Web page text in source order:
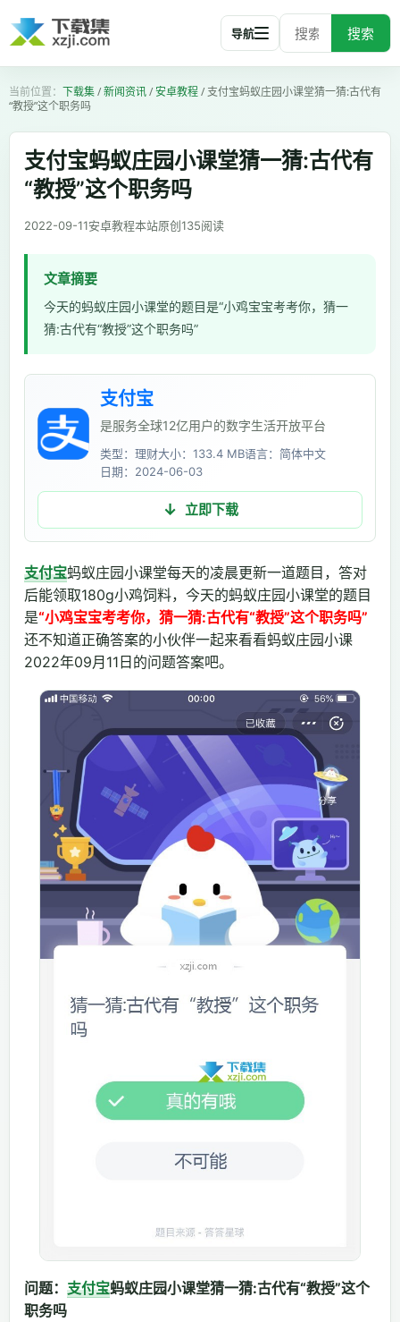
搜索
导航
下载集/新闻资讯/安卓教程/支付宝蚂蚁庄园小课堂猜一猜:古代有
“教授”这个职务吗
支付宝蚂蚁庄园小课堂猜一猜:古代有
“教授”这个职务吗
2022-09-11安卓教程本站原创135阅读
文章摘要
今天的蚂蚁庄园小课堂的题目是“小鸡宝宝考考你，猜一
猜:古代有“教授”这个职务吗”
支付宝
是服务全球12亿用户的数字生活开放平台
类型：理财大小：133.4 MB语言：简体中文
日期：2024-06-03
立即下载
支付宝蚂蚁庄园小课堂每天的凌晨更新一道题目，答对
后能领取180g小鸡饲料，今天的蚂蚁庄园小课堂的题目
是“小鸡宝宝考考你，猜一猜:古代有“教授”这个职务吗”
还不知道正确答案的小伙伴一起来看看蚂蚁庄园小课
2022年09月11日的问题答案吧。
问题： 支付宝蚂蚁庄园小课堂猜一猜:古代有“教授”这个
职务吗